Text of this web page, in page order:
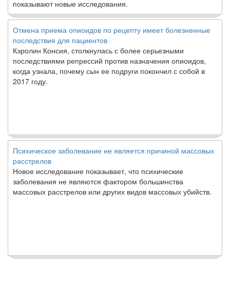
показывают новые исследования.
Отмена приема опиоидов по рецепту имеет болезненные
последствия для пациентов
Кэролин Консия, столкнулась с более серьезными
последствиями репрессий против назначения опиоидов,
когда узнала, почему сын ее подруги покончил с собой в
2017 году.
Психическое заболевание не является причиной массовых
расстрелов
Новое исследование показывает, что психические
заболевания не являются фактором большинства
массовых расстрелов или других видов массовых убийств.